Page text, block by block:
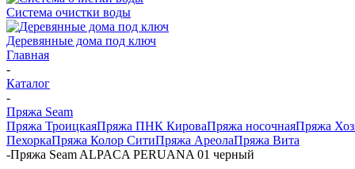
Система очистки воды
Деревянные дома под ключ
Главная
-
Каталог
-
Пряжа Seam
Пряжа ТроицкаяПряжа ПНК КироваПряжа носочнаяПряжа
ПехоркаПряжа Колор СитиПряжа АреолаПряжа Вита
-Пряжа Seam ALPACA PERUANA 01 черный